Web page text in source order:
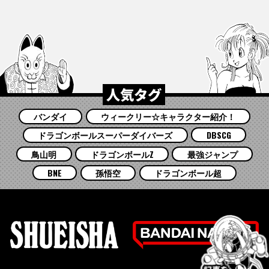
人気タグ
バンダイ
ウィークリー☆キャラクター紹介！
ドラゴンボールスーパーダイバーズ
DBSCG
鳥山明
ドラゴンボールZ
最強ジャンプ
BNE
孫悟空 ドラゴンボール超